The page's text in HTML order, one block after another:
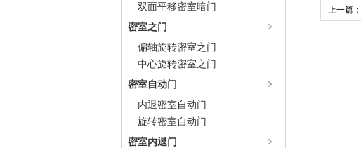
双面平移密室暗门
密室之门
偏轴旋转密室之门
中心旋转密室之门
密室自动门
内退密室自动门
旋转密室自动门
密室内退门
上一篇：